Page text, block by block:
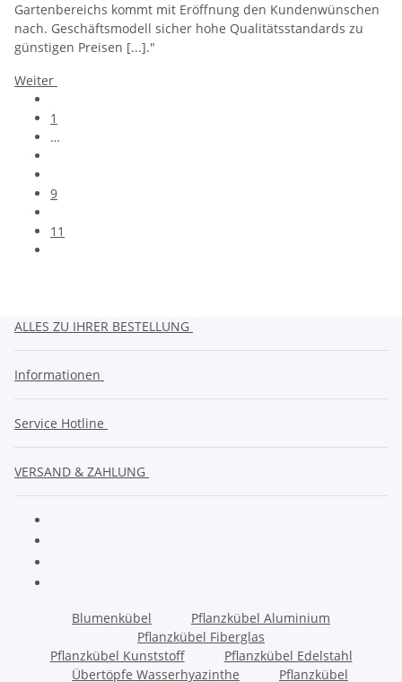
Gartenbereichs kommt mit Eröffnung den Kundenwünschen
nach. Geschäftsmodell sicher hohe Qualitätsstandards zu
günstigen Preisen [...]."
Weiter
1
…
9
11
ALLES ZU IHRER BESTELLUNG
Informationen
Service Hotline
VERSAND & ZAHLUNG
Blumenkübel
Pflanzkübel Aluminium
Pflanzkübel Fiberglas
Pflanzkübel Kunststoff
Pflanzkübel Edelstahl
Übertöpfe Wasserhyazinthe
Pflanzkübel